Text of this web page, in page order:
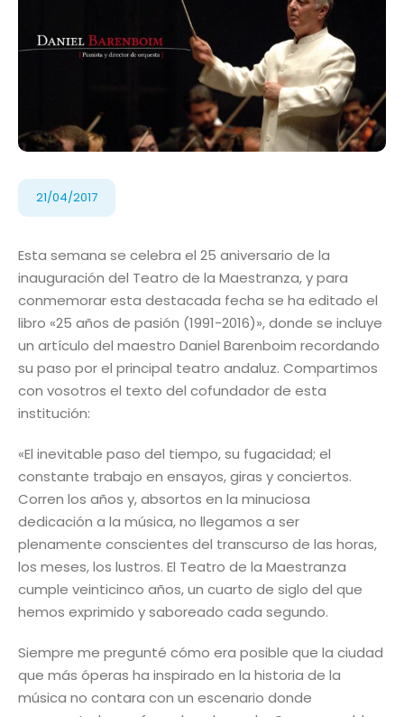
21/04/2017
Esta semana se celebra el 25 aniversario de la
inauguración del Teatro de la Maestranza, y para
conmemorar esta destacada fecha se ha editado el
libro «25 años de pasión (1991-2016)», donde se incluye
un artículo del maestro Daniel Barenboim recordando
su paso por el principal teatro andaluz. Compartimos
con vosotros el texto del cofundador de esta
institución:
«El inevitable paso del tiempo, su fugacidad; el
constante trabajo en ensayos, giras y conciertos.
Corren los años y, absortos en la minuciosa
dedicación a la música, no llegamos a ser
plenamente conscientes del transcurso de las horas,
los meses, los lustros. El Teatro de la Maestranza
cumple veinticinco años, un cuarto de siglo del que
hemos exprimido y saboreado cada segundo.
Siempre me pregunté cómo era posible que la ciudad
que más óperas ha inspirado en la historia de la
música no contara con un escenario donde